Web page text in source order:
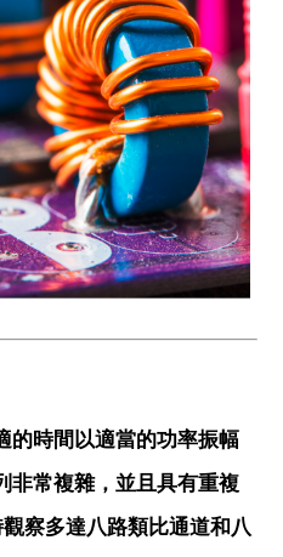
的時間以適當的功率振幅
非常複雜，並且具有重複
察多達八路類比通道和八